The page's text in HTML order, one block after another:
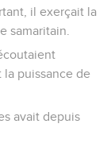
il exerçait la
samaritain.
la puissance de
avait depuis